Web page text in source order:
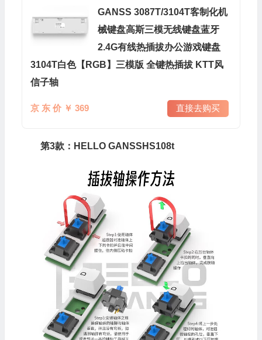
GANSS 3087T/3104T客制化机
械键盘高斯三模无线键盘蓝牙
2.4G有线热插拔办公游戏键盘
3104T白色【RGB】三模版 全键热插拔 KTT风
信子轴
京 东 价 ￥ 369 直接去购买
第3款：HELLO GANSSHS108t